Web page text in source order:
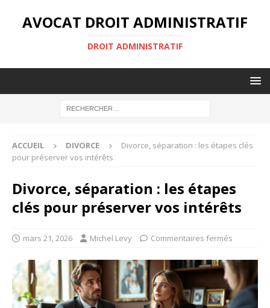
AVOCAT DROIT ADMINISTRATIF
DROIT ADMINISTRATIF
ACCUEIL DIVORCE
Divorce, séparation : les étapes clés
pour préserver vos intérêts
Divorce, séparation : les étapes
clés pour préserver vos intérêts
mars 21, 2026 Michel Levy Commentaires fermés